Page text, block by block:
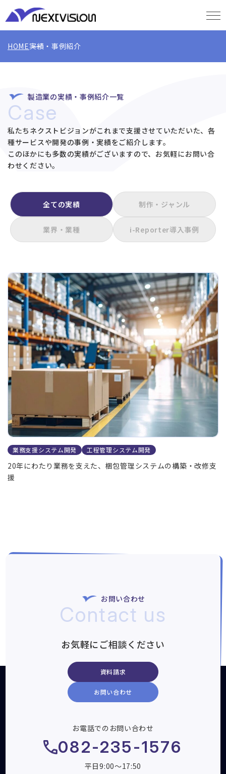
HOME実績・事例紹介
製造業の実績・事例紹介一覧
Case
私たちネクストビジョンがこれまで支援させていただいた、各
種サービスや開発の事例・実績をご紹介します。
このほかにも多数の実績がございますので、お気軽にお問い合
わせください。
全ての実績 制作・ジャンル
業界・業種 i-Reporter導入事例
業務支援システム開発 工程管理システム開発
20年にわたり業務を支えた、梱包管理システムの構築・改修支
援
お問い合わせ
Contact us
お気軽にご相談ください
資料請求
お問い合わせ
お電話でのお問い合わせ
082-235-1576
平日9:00～17:50